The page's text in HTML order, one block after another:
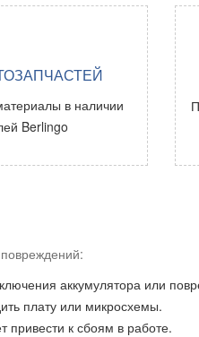
в наличии
Berlingo
аккумулятора или
плату или микросхемы.
привести к сбоям в работе.